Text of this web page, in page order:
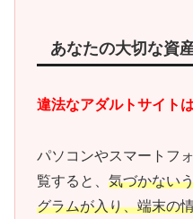
あなたの大切な資
違法なアダルトサイト
パソコンやスマートフ
覧すると、 気づかない
グラムが入り、端末の